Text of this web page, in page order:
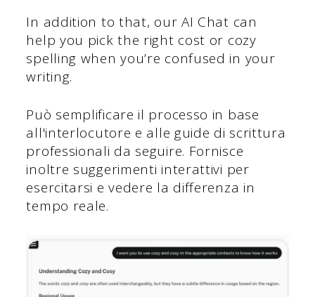
In addition to that, our AI Chat can
help you pick the right cost or cozy
spelling when you’re confused in your
writing.
Può semplificare il processo in base
all'interlocutore e alle guide di scrittura
professionali da seguire. Fornisce
inoltre suggerimenti interattivi per
esercitarsi e vedere la differenza in
tempo reale.